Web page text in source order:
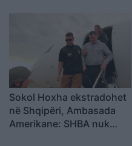
Sokol Hoxha ekstradohet
në Shqipëri, Ambasada
Amerikane: SHBA nuk